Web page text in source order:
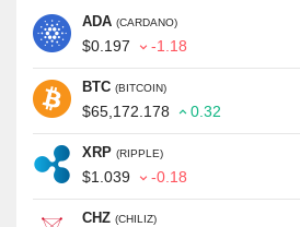
ADA (CARDANO)
$0.197 -1.18
BTC (BITCOIN)
$65,172.178 0.32
XRP (RIPPLE)
$1.039 -0.18
CHZ (CHILIZ)